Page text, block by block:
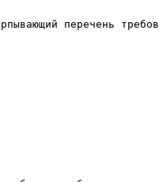
перечень